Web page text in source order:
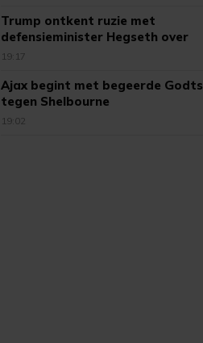
Trump ontkent ruzie met
defensieminister Hegseth over
munitie
19:17
Ajax begint met begeerde Godts
tegen Shelbourne
19:02